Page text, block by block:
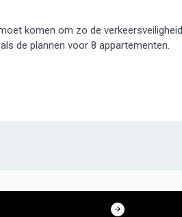
komen om zo de
de plannen voor 8 appartementen.